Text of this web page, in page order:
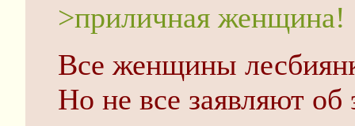
>приличная женщина!
Все женщины
Но не все заявляют об